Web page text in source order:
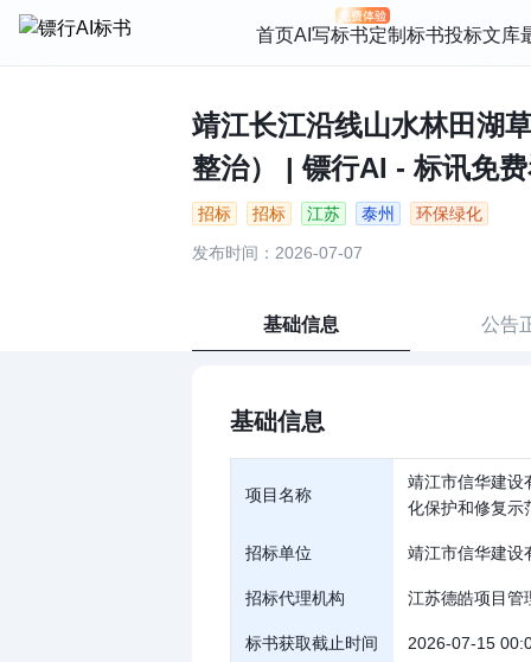
首页AI写标书定制标书投标文库
靖江长江沿线山水林田湖
整治） | 镖行AI - 标讯免
招标 招标 江苏 泰州 环保绿化
发布时间：2026-07-07
基础信息 公告
基础信息
项目名称
靖江市信华建设
化保护和修复示
招标单位 靖江市信华建设
招标代理机构 江苏德皓项目管
标书获取截止时间 2026-07-15